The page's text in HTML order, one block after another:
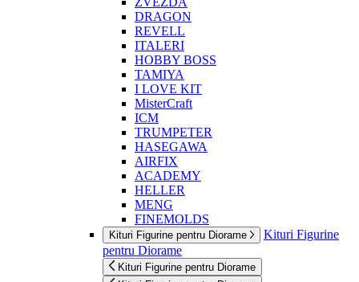
DRAGON
REVELL
ITALERI
HOBBY BOSS
TAMIYA
I LOVE KIT
MisterCraft
ICM
TRUMPETER
HASEGAWA
AIRFIX
ACADEMY
HELLER
MENG
FINEMOLDS
Kituri Figurine pentru Diorame
Kituri Figurine
pentru Diorame
Kituri Figurine pentru Diorame